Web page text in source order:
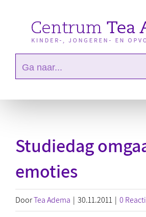
Ga naar...
Studiedag
emoties
DoorTea Adema | 30.11.2011 | 0